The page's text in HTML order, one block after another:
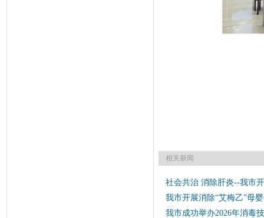
相关新闻
社会共治 消除肝炎--我市
我市开展消除“艾梅乙”母
我市成功举办2026年消毒